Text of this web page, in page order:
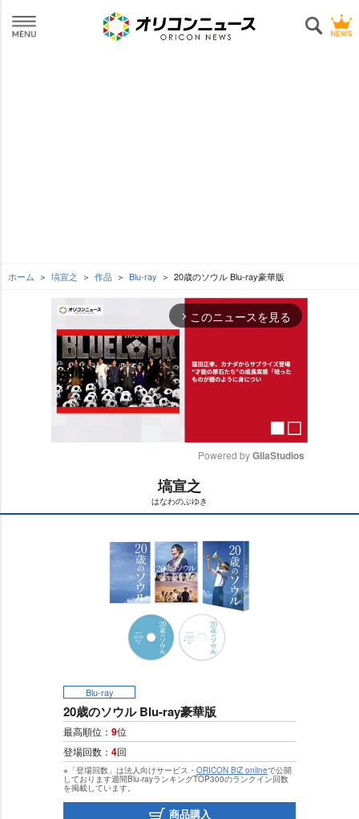
ホーム 塙宣之 作品 Blu-ray 20歳のソウル Blu-ray豪華版
arrow_forward_ios このニュースを見る
t
Powered by GliaStudios
塙宣之
はなわのぶゆき
Blu-ray
20歳のソウル Blu-ray豪華版
最高順位： 9位
登場回数： 4回
※「登場回数」は法人向けサービス・ ORICON BiZ onlineで公開
しております週間Blu-rayランキングTOP300のランクイン回数
を掲載しています。
商品購入